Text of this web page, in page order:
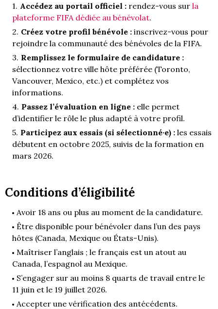
Accédez au portail officiel : rendez-vous sur la
plateforme FIFA dédiée au bénévolat.
Créez votre profil bénévole : inscrivez-vous pour
rejoindre la communauté des bénévoles de la FIFA.
Remplissez le formulaire de candidature :
sélectionnez votre ville hôte préférée (Toronto,
Vancouver, Mexico, etc.) et complétez vos
informations.
Passez l’évaluation en ligne : elle permet
d’identifier le rôle le plus adapté à votre profil.
Participez aux essais (si sélectionné·e) : les essais
débutent en octobre 2025, suivis de la formation en
mars 2026.
Conditions d’éligibilité
Avoir 18 ans ou plus au moment de la candidature.
Être disponible pour bénévoler dans l’un des pays
hôtes (Canada, Mexique ou États-Unis).
Maîtriser l’anglais ; le français est un atout au
Canada, l’espagnol au Mexique.
S’engager sur au moins 8 quarts de travail entre le
11 juin et le 19 juillet 2026.
Accepter une vérification des antécédents.